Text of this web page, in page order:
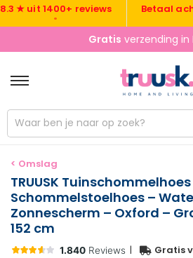
1400+ reviews Betaal
Gratis verzending in
< Omslag
TRUUSK
Schommelstoelhoes –
Zonnescherm – Oxford –
152 cm
| Gratis